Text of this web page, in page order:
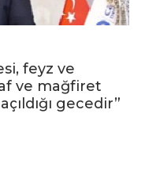
feyz ve
ve mağfiret
gecedir”